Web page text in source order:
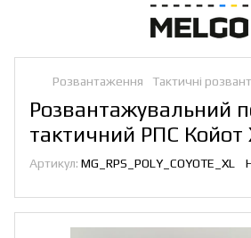
Розвантаження Тактичні
Розвантажувальний
тактичний РПС Койот
Артикул: MG_RPS_POLY_COYOTE_XL